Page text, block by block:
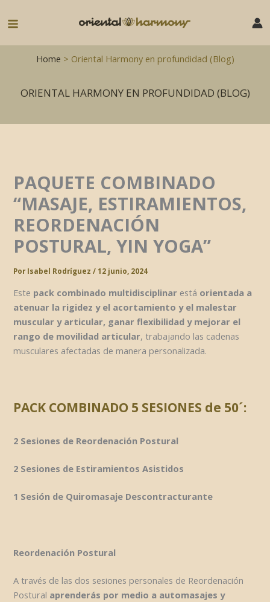
Main
MenuHome > Oriental Harmony en profundidad (Blog)
ORIENTAL HARMONY EN PROFUNDIDAD (BLOG)
PAQUETE COMBINADO
“MASAJE, ESTIRAMIENTOS,
REORDENACIÓN
POSTURAL, YIN YOGA”
PorIsabel Rodríguez/12 junio, 2024
Este pack combinado multidisciplinar está orientada a
atenuar la rigidez y el acortamiento y el malestar
muscular y articular, ganar flexibilidad y mejorar el
rango de movilidad articular, trabajando las cadenas
musculares afectadas de manera personalizada.
PACK COMBINADO 5 SESIONES de 50´:
2 Sesiones de Reordenación Postural
2 Sesiones de Estiramientos Asistidos
1 Sesión de Quiromasaje Descontracturante
Reordenación Postural
A través de las dos sesiones personales de Reordenación
Postural aprenderás por medio a automasajes y